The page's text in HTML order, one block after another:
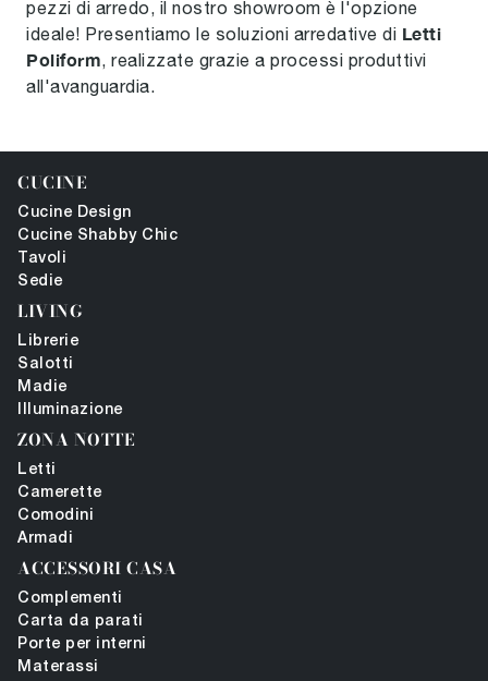
pezzi di arredo, il nostro showroom è l'opzione
ideale! Presentiamo le soluzioni arredative di Letti
Poliform , realizzate grazie a processi produttivi
all'avanguardia.
CUCINE
Cucine Design
Cucine Shabby Chic
Tavoli
Sedie
LIVING
Librerie
Salotti
Madie
Illuminazione
ZONA NOTTE
Letti
Camerette
Comodini
Armadi
ACCESSORI CASA
Complementi
Carta da parati
Porte per interni
Materassi